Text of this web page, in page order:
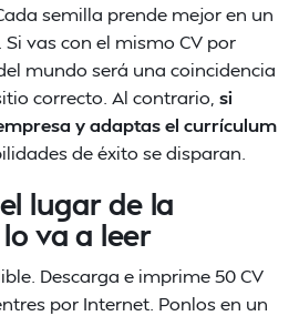
semilla prende mejor en un
vas con el mismo CV por
mundo será una coincidencia
correcto. Al contrario, si
y adaptas el currículum
de éxito se disparan.
lugar de la
va a leer
Descarga e imprime 50 CV
por Internet. Ponlos en un